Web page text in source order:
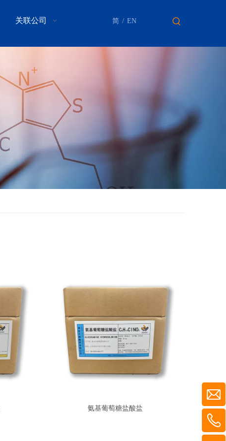
关联公司 简 / EN
氨基葡萄糖盐酸盐